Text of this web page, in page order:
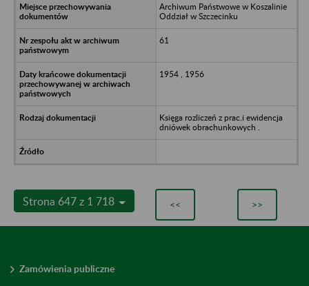
Archiwum Państwowe w Koszalinie
Oddział w Szczecinku
61
1954 , 1956
Księga rozliczeń z prac.i ewidencja
dniówek obrachunkowych .
Strona 647 z 1 718 << >>
Zamówienia publiczne